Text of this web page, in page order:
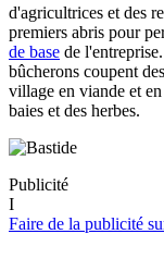
d'agricultrices et des
premiers abris pour
de base de
bûcherons coupent
village en viande et
baies et des herbes.
Publicité
I
Faire de la publicité